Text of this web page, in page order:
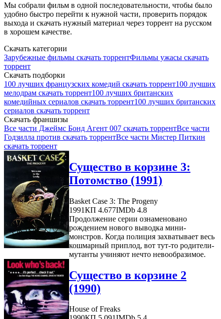
Мы собрали фильм в одной последовательности, чтобы было
удобно быстро перейти к нужной части, проверить порядок
выхода и скачать нужный материал через торрент на русском
в хорошем качестве.
Скачать категории
Зарубежные фильмы скачать торрентФильмы ужасы скачать
торрент
Скачать подборки
100 лучших французских комедий скачать торрент100 лучших
мелодрам скачать торрент100 лучших британских
комедийных сериалов скачать торрент100 лучших британских
сериалов скачать торрент
Скачать франшизы
Все части Джеймс Бонд Агент 007 скачать торрентВсе части
Годзилла против скачать торрентВсе части Мистер Питкин
скачать торрент
Существо в корзине 3:
Потомство (1991)
Basket Case 3: The Progeny
1991КП 4.677IMDb 4.8
Продолжение серии ознаменовано
рождением нового выводка мини-
монстров. Когда полиция захватывает весь
кошмарный приплод, вот тут-то родители-
мутанты учиняют нечто невообразимое.
Существо в корзине 2
(1990)
House of Freaks